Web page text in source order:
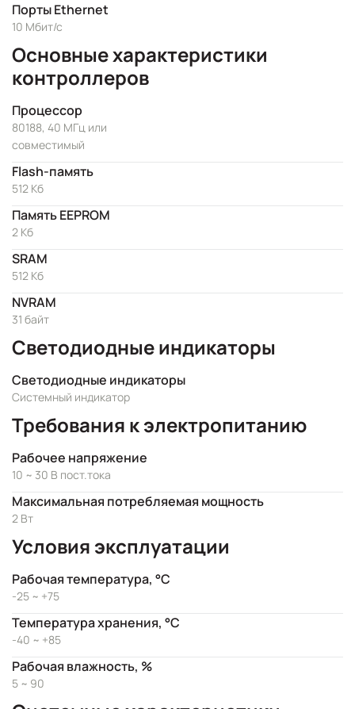
Порты Ethernet
10 Мбит/с
Основные характеристики
контроллеров
Процессор
80188, 40 МГц или
совместимый
Flash-память
512 Кб
Память EEPROM
2 Кб
SRAM
512 Kб
NVRAM
31 байт
Светодиодные индикаторы
Светодиодные индикаторы
Системный индикатор
Требования к электропитанию
Рабочее напряжение
10 ~ 30 В пост.тока
Максимальная потребляемая мощность
2 Вт
Условия эксплуатации
Рабочая температура, °C
-25 ~ +75
Температура хранения, °C
-40 ~ +85
Рабочая влажность, %
5 ~ 90